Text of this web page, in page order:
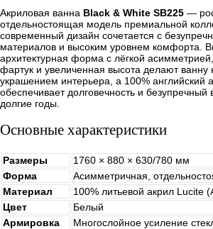
Акриловая ванна Black & White SB225 —
отдельностоящая модель премиальной
современный дизайн сочетается с
материалов и высоким уровнем комфорта.
архитектурная форма с лёгкой
фартук и увеличенная высота делают
украшением интерьера, а 100% английский
обеспечивает долговечность и
долгие годы.
Основные характеристики
Размеры
1760 × 880 × 630/780 мм
Форма
Асимметричная,
Материал
100% литьевой акрил Lucite
Цвет
Белый
Армировка
Многослойное усиление